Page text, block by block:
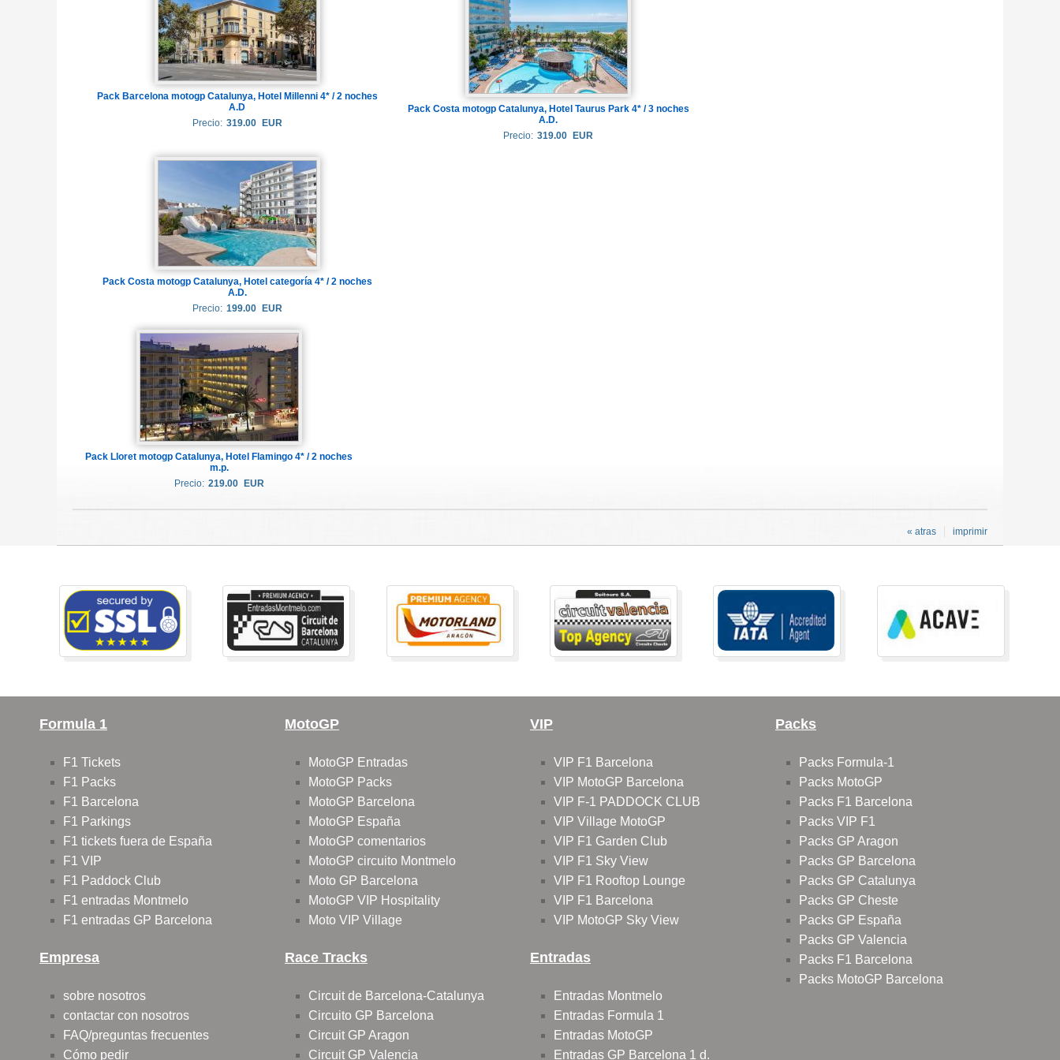
Pack Barcelona motogp Catalunya, Hotel Millenni 4* / 2 noches
A.D
Precio: 319.00 EUR
Pack Costa motogp Catalunya, Hotel Taurus Park 4* / 3 noches
A.D.
Precio: 319.00 EUR
Pack Costa motogp Catalunya, Hotel categoría 4* / 2 noches
A.D.
Precio: 199.00 EUR
Pack Lloret motogp Catalunya, Hotel Flamingo 4* / 2 noches
m.p.
Precio: 219.00 EUR
imprimir
« atras
Formula 1
F1 Tickets
F1 Packs
F1 Barcelona
F1 Parkings
F1 tickets fuera de España
F1 VIP
F1 Paddock Club
F1 entradas Montmelo
F1 entradas GP Barcelona
Empresa
sobre nosotros
contactar con nosotros
FAQ/preguntas frecuentes
Cómo pedir
MotoGP
MotoGP Entradas
MotoGP Packs
MotoGP Barcelona
MotoGP España
MotoGP comentarios
MotoGP circuito Montmelo
Moto GP Barcelona
MotoGP VIP Hospitality
Moto VIP Village
Race Tracks
Circuit de Barcelona-Catalunya
Circuito GP Barcelona
Circuit GP Aragon
Circuit GP Valencia
VIP
VIP F1 Barcelona
VIP MotoGP Barcelona
VIP F-1 PADDOCK CLUB
VIP Village MotoGP
VIP F1 Garden Club
VIP F1 Sky View
VIP F1 Rooftop Lounge
VIP F1 Barcelona
VIP MotoGP Sky View
Entradas
Entradas Montmelo
Entradas Formula 1
Entradas MotoGP
Entradas GP Barcelona 1 d.
Packs
Packs Formula-1
Packs MotoGP
Packs F1 Barcelona
Packs VIP F1
Packs GP Aragon
Packs GP Barcelona
Packs GP Catalunya
Packs GP Cheste
Packs GP España
Packs GP Valencia
Packs F1 Barcelona
Packs MotoGP Barcelona